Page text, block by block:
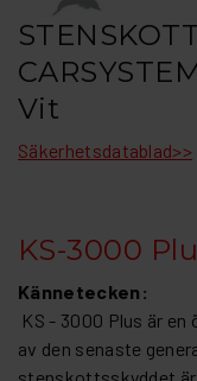
Vit
Säkerhetsdatablad>>
KS-3000
Kännetecken:
KS - 3000 Plus är
av den senaste